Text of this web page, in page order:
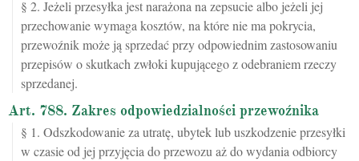
§ 2. Jeżeli przesyłka jest narażona na zepsucie albo jeżeli jej
przechowanie wymaga kosztów, na które nie ma pokrycia,
przewoźnik może ją sprzedać przy odpowiednim zastosowaniu
przepisów o skutkach zwłoki kupującego z odebraniem rzeczy
sprzedanej.
Art. 788. Zakres odpowiedzialności przewoźnika
§ 1. Odszkodowanie za utratę, ubytek lub uszkodzenie przesyłki
w czasie od jej przyjęcia do przewozu aż do wydania odbiorcy